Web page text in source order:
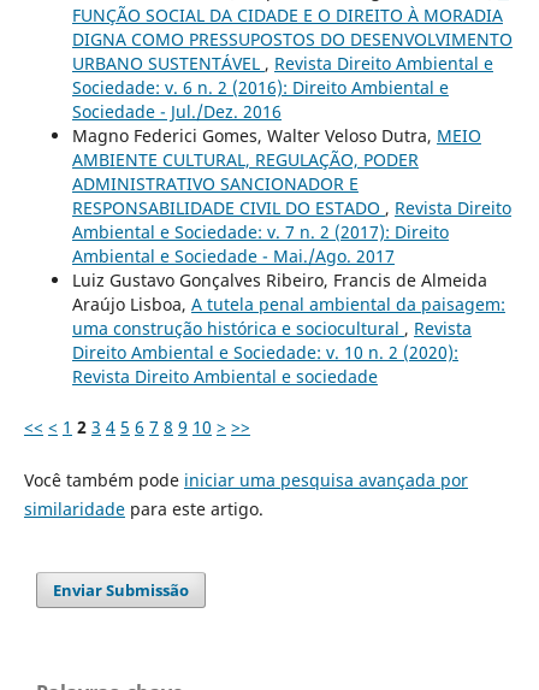
FUNÇÃO SOCIAL DA CIDADE E O DIREITO À MORADIA
DIGNA COMO PRESSUPOSTOS DO DESENVOLVIMENTO
URBANO SUSTENTÁVEL , Revista Direito Ambiental e
Sociedade: v. 6 n. 2 (2016): Direito Ambiental e
Sociedade - Jul./Dez. 2016
Magno Federici Gomes, Walter Veloso Dutra, MEIO
AMBIENTE CULTURAL, REGULAÇÃO, PODER
ADMINISTRATIVO SANCIONADOR E
RESPONSABILIDADE CIVIL DO ESTADO , Revista Direito
Ambiental e Sociedade: v. 7 n. 2 (2017): Direito
Ambiental e Sociedade - Mai./Ago. 2017
Luiz Gustavo Gonçalves Ribeiro, Francis de Almeida
Araújo Lisboa, A tutela penal ambiental da paisagem:
uma construção histórica e sociocultural , Revista
Direito Ambiental e Sociedade: v. 10 n. 2 (2020):
Revista Direito Ambiental e sociedade
<< < 1 2 3 4 5 6 7 8 9 10 > >>
Você também pode iniciar uma pesquisa avançada por
similaridadepara este artigo.
Enviar Submissão